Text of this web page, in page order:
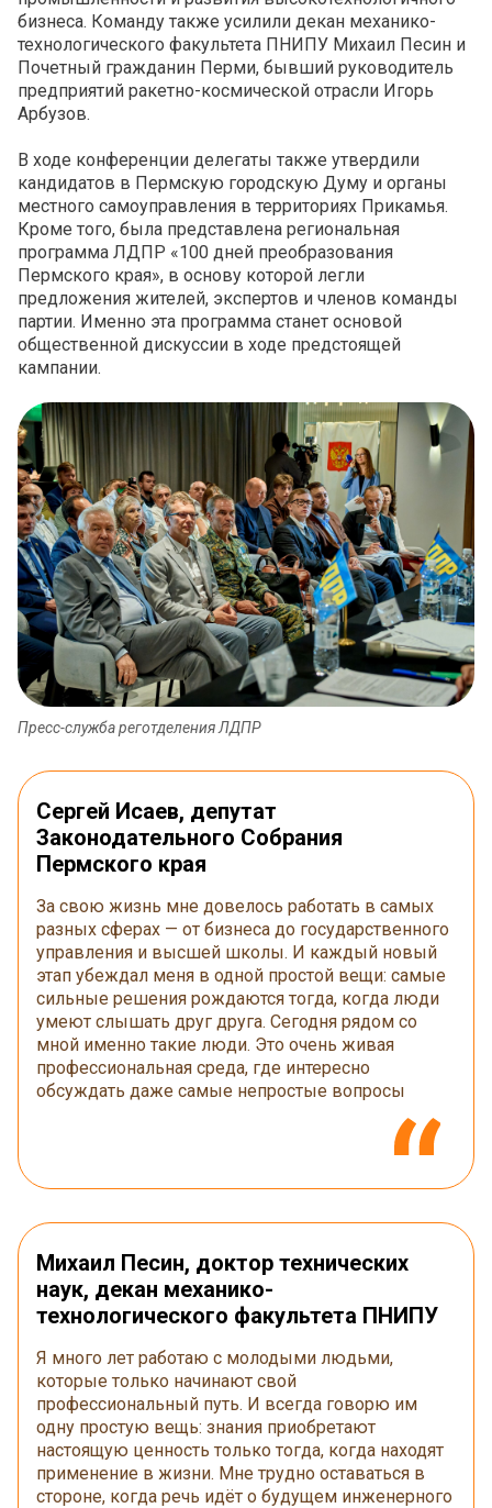
бизнеса. Команду также усилили декан механико-
технологического факультета ПНИПУ Михаил Песин и
Почетный гражданин Перми, бывший руководитель
предприятий ракетно-космической отрасли Игорь
Арбузов.
В ходе конференции делегаты также утвердили
кандидатов в Пермскую городскую Думу и органы
местного самоуправления в территориях Прикамья.
Кроме того, была представлена региональная
программа ЛДПР «100 дней преобразования
Пермского края», в основу которой легли
предложения жителей, экспертов и членов команды
партии. Именно эта программа станет основой
общественной дискуссии в ходе предстоящей
кампании.
Пресс-служба реготделения ЛДПР
Сергей Исаев, депутат
Законодательного Собрания
Пермского края
За свою жизнь мне довелось работать в самых
разных сферах — от бизнеса до государственного
управления и высшей школы. И каждый новый
этап убеждал меня в одной простой вещи: самые
сильные решения рождаются тогда, когда люди
умеют слышать друг друга. Сегодня рядом со
мной именно такие люди. Это очень живая
профессиональная среда, где интересно
обсуждать даже самые непростые вопросы
Михаил Песин, доктор технических
наук, декан механико-
технологического факультета ПНИПУ
Я много лет работаю с молодыми людьми,
которые только начинают свой
профессиональный путь. И всегда говорю им
одну простую вещь: знания приобретают
настоящую ценность только тогда, когда находят
применение в жизни. Мне трудно оставаться в
стороне, когда речь идёт о будущем инженерного